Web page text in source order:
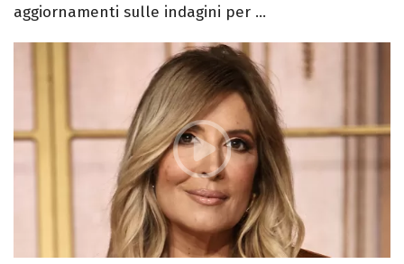
aggiornamenti sulle indagini per ...